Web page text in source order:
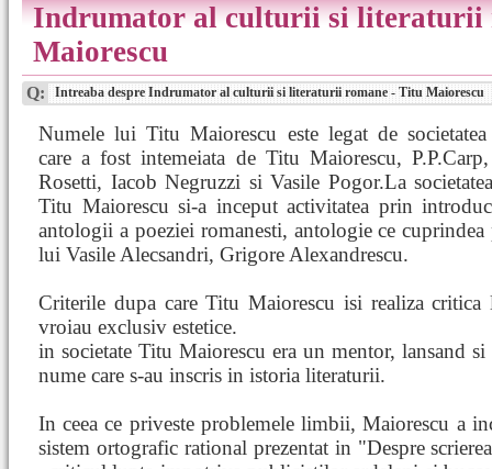
Indrumator al culturii si literaturii
Maiorescu
Q: Intreaba despre Indrumator al culturii si literaturii romane - Titu Maiorescu
Numele lui Titu Maiorescu este legat de societatea
care a fost intemeiata de Titu Maiorescu,
Rosetti, Iacob Negruzzi si Vasile Pogor.La
Titu Maiorescu si-a inceput activitatea prin
antologii a poeziei romanesti, antologie ce cuprindea
lui Vasile Alecsandri, Grigore Alexandrescu.
Criterile dupa care Titu Maiorescu isi realiza critica
vroiau exclusiv estetice.
in societate Titu Maiorescu era un mentor, lansand si
nume care s-au inscris in istoria literaturii.
In ceea ce priveste problemele limbii, Maiorescu a
sistem ortografic rational prezentat in "Despre